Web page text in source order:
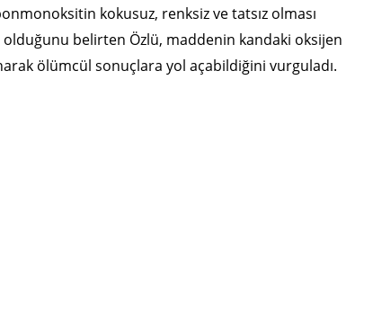
kokusuz, renksiz ve tatsız olması
belirten Özlü, maddenin kandaki oksijen
ölümcül sonuçlara yol açabildiğini vurguladı.